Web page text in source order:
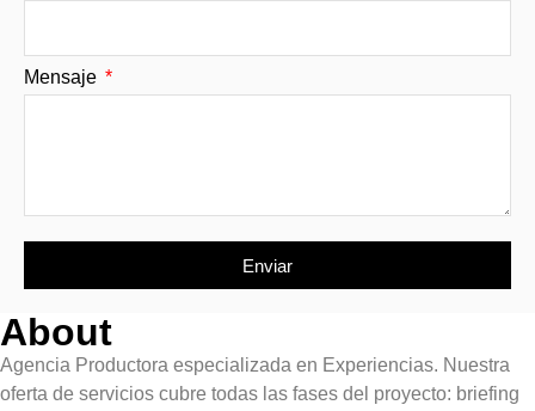
Mensaje
Enviar
About
Agencia Productora especializada en Experiencias. Nuestra
oferta de servicios cubre todas las fases del proyecto: briefing